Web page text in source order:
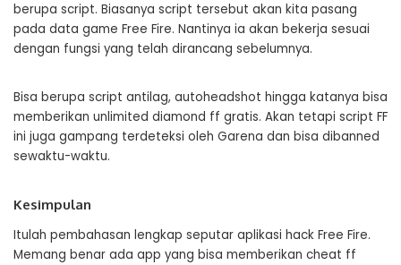
berupa script. Biasanya script tersebut akan kita pasang
pada data game Free Fire. Nantinya ia akan bekerja sesuai
dengan fungsi yang telah dirancang sebelumnya.
Bisa berupa script antilag, autoheadshot hingga katanya bisa
memberikan unlimited diamond ff gratis. Akan tetapi script FF
ini juga gampang terdeteksi oleh Garena dan bisa dibanned
sewaktu-waktu.
Kesimpulan
Itulah pembahasan lengkap seputar aplikasi hack Free Fire.
Memang benar ada app yang bisa memberikan cheat ff